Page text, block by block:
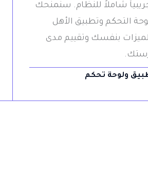
شاملاً للنظام. سنمنحك
التحكم وتطبيق الأهل
بنفسك وتقييم مدى
ولوحة تحكم